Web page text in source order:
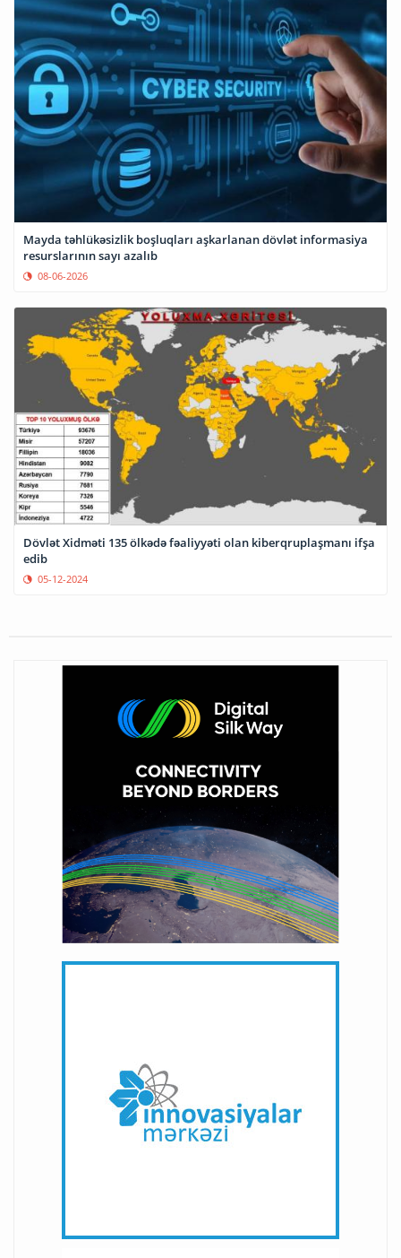
Mayda təhlükəsizlik boşluqları aşkarlanan dövlət informasiya
resurslarının sayı azalıb
08-06-2026
Dövlət Xidməti 135 ölkədə fəaliyyəti olan kiberqruplaşmanı ifşa
edib
05-12-2024